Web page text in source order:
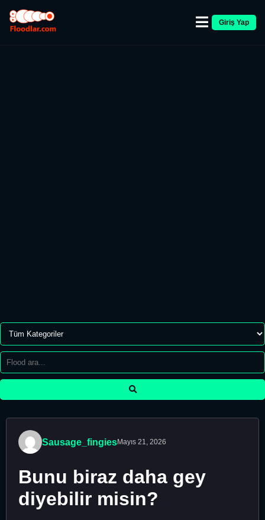
Giriş Yap
Sausage_fingiesMayıs 21, 2026
Bunu biraz daha gey
diyebilir misin?